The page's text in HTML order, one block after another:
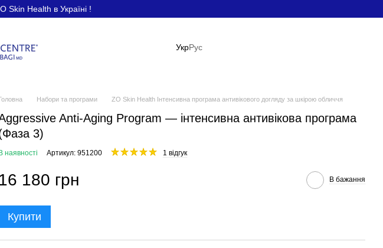
Skin Health в Україні !
УкрРус
Набори та програми ZO Skin Health Інтенсивна програма антивікового догляду за шкірою обличчя
Anti-Aging Program — інтенсивна антивікова програма
3)
В наявності Артикул: 951200 1 відгук
16 180 грн В бажання
Купити